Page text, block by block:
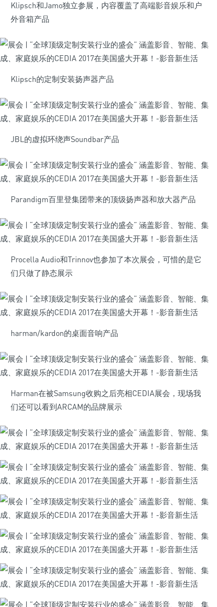
Klipsch和Jamo独立参展，内容覆盖了高端影音娱乐和户
外音箱产品
Klipsch的定制安装扬声器产品
JBL的虚拟环绕声Soundbar产品
Parandigm百里登集团带来的顶级扬声器和放大器产品
Procella Audio和Trinnov也参加了本次展会，可惜的是它
们只做了静态展示
harman/kardon的桌面音响产品
Harman在被Samsung收购之后亮相CEDIA展会，现场我
们还可以看到ARCAM的品牌展示